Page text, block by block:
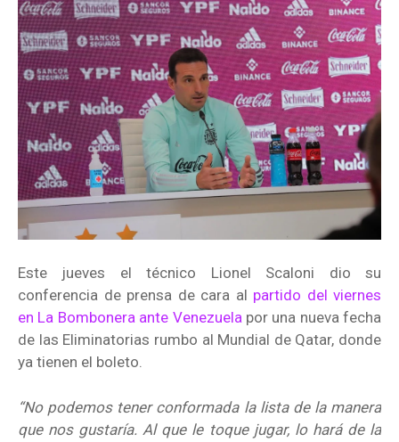
Este jueves el técnico Lionel Scaloni dio su
conferencia de prensa de cara al partido del viernes
en La Bombonera ante Venezuelapor una nueva fecha
de las Eliminatorias rumbo al Mundial de Qatar, donde
ya tienen el boleto.
“No podemos tener conformada la lista de la manera
que nos gustaría. Al que le toque jugar, lo hará de la